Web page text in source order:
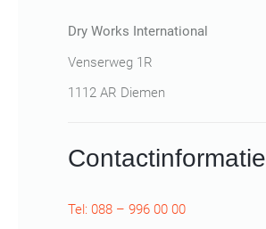
Dry Works International
Venserweg 1R
1112 AR Diemen
Contactinformatie
Tel: 088 – 996 00 00